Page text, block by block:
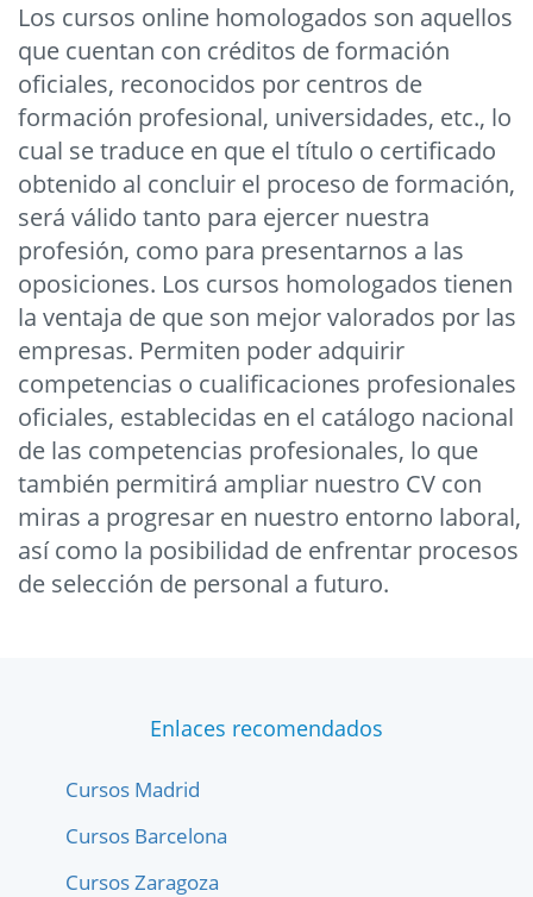
Los cursos online homologados son aquellos
que cuentan con créditos de formación
oficiales, reconocidos por centros de
formación profesional, universidades, etc., lo
cual se traduce en que el título o certificado
obtenido al concluir el proceso de formación,
será válido tanto para ejercer nuestra
profesión, como para presentarnos a las
oposiciones. Los cursos homologados tienen
la ventaja de que son mejor valorados por las
empresas. Permiten poder adquirir
competencias o cualificaciones profesionales
oficiales, establecidas en el catálogo nacional
de las competencias profesionales, lo que
también permitirá ampliar nuestro CV con
miras a progresar en nuestro entorno laboral,
así como la posibilidad de enfrentar procesos
de selección de personal a futuro.
Enlaces recomendados
Cursos Madrid
Cursos Barcelona
Cursos Zaragoza